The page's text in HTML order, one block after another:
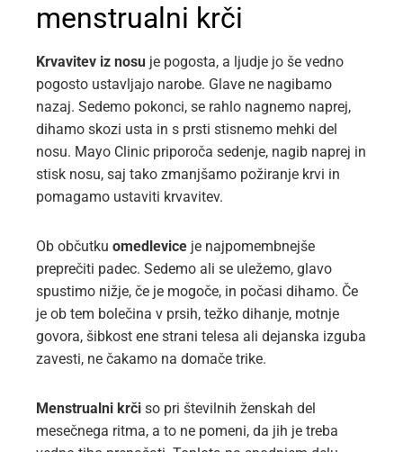
menstrualni krči
Krvavitev iz nosu je pogosta, a ljudje jo še vedno
pogosto ustavljajo narobe. Glave ne nagibamo
nazaj. Sedemo pokonci, se rahlo nagnemo naprej,
dihamo skozi usta in s prsti stisnemo mehki del
nosu. Mayo Clinic priporoča sedenje, nagib naprej in
stisk nosu, saj tako zmanjšamo požiranje krvi in
pomagamo ustaviti krvavitev.
Ob občutku omedlevice je najpomembnejše
preprečiti padec. Sedemo ali se uležemo, glavo
spustimo nižje, če je mogoče, in počasi dihamo. Če
je ob tem bolečina v prsih, težko dihanje, motnje
govora, šibkost ene strani telesa ali dejanska izguba
zavesti, ne čakamo na domače trike.
Menstrualni krči so pri številnih ženskah del
mesečnega ritma, a to ne pomeni, da jih je treba